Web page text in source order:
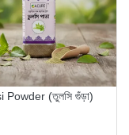
Powder (তুলসি গুঁড়া)